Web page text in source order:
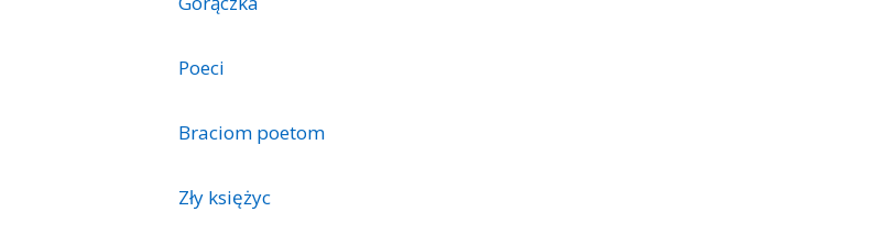
Poeci
Braciom poetom
Zły księżyc